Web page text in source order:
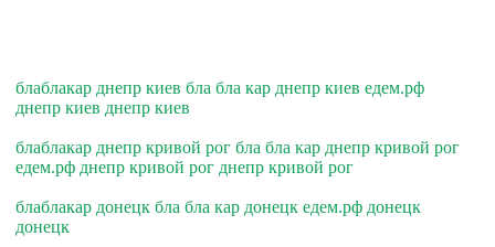
блаблакар днепр киев бла бла кар днепр киев едем.рф
днепр киев днепр киев
блаблакар днепр кривой рог бла бла кар днепр кривой рог
едем.рф днепр кривой рог днепр кривой рог
блаблакар донецк бла бла кар донецк едем.рф донецк
донецк